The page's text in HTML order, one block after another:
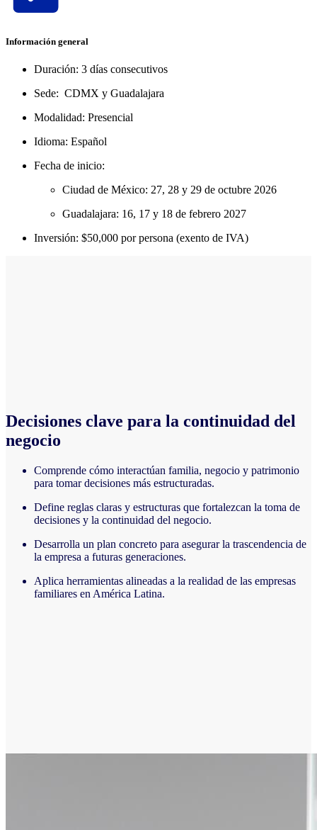
Información general
Duración: 3 días consecutivos
Sede: CDMX y Guadalajara
Modalidad: Presencial
Idioma: Español
Fecha de inicio:
Ciudad de México: 27, 28 y 29 de octubre 2026
Guadalajara: 16, 17 y 18 de febrero 2027
Inversión: $50,000 por persona (exento de IVA)
Decisiones clave para la continuidad del
negocio
Comprende cómo interactúan familia, negocio y patrimonio
para tomar decisiones más estructuradas.
Define reglas claras y estructuras que fortalezcan la toma de
decisiones y la continuidad del negocio.
Desarrolla un plan concreto para asegurar la trascendencia de
la empresa a futuras generaciones.
Aplica herramientas alineadas a la realidad de las empresas
familiares en América Latina.